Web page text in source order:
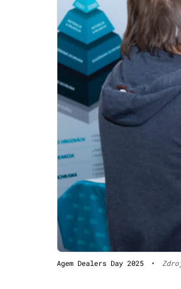
Agem Dealers Day 2025 •